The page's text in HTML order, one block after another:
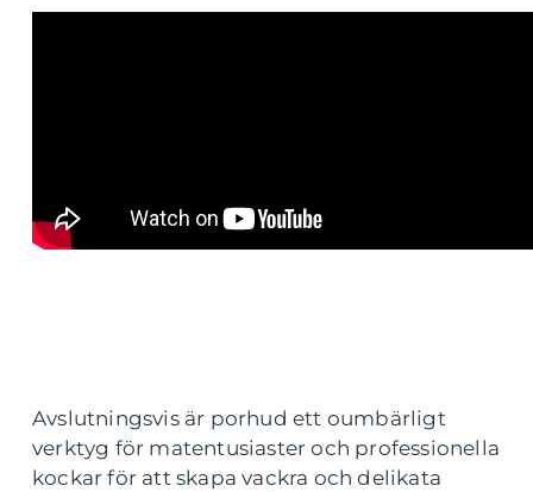
Avslutningsvis är porhud ett oumbärligt
verktyg för matentusiaster och professionella
kockar för att skapa vackra och delikata